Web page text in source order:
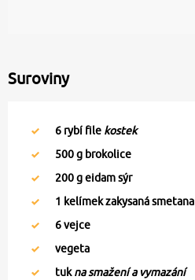
Suroviny
6 rybí file kostek
500g brokolice
200g eidam sýr
1 kelímek zakysaná smetana
6vejce
vegeta
tukna smažení a vymazání